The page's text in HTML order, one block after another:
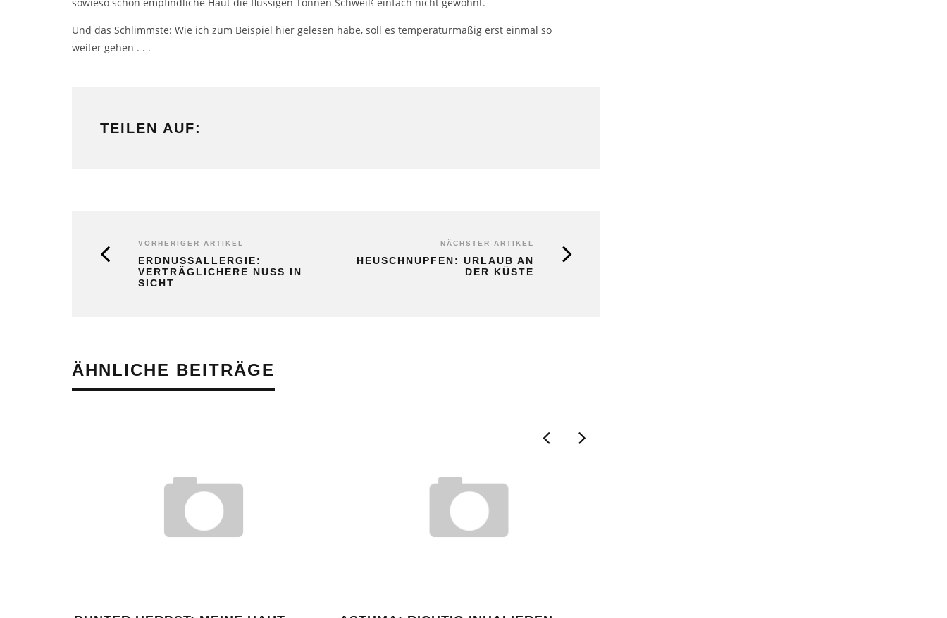
Und das Schlimmste: Wie ich zum Beispiel hier gelesen habe, soll es temperaturmäßig erst einmal so
weiter gehen . . .
TEILEN AUF:
VORHERIGER ARTIKEL
ERDNUSSALLERGIE:
VERTRÄGLICHERE NUSS IN
SICHT
NÄCHSTER ARTIKEL
HEUSCHNUPFEN: URLAUB AN
DER KÜSTE
ÄHNLICHE BEITRÄGE